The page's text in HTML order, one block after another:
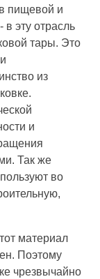
в пищевой и
эту отрасль
тары. Это
из
и
Так же
во
материал
Поэтому
чрезвычайно